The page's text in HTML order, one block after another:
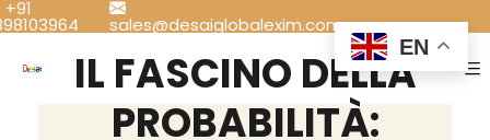
+91
sales@desaiglobalexim.com
IL FASCINO DELLA
PROBABILITÀ:
EN